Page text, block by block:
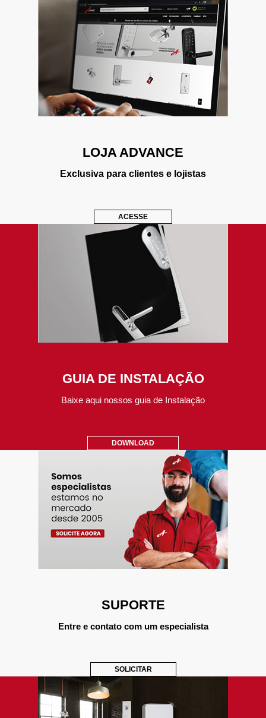
LOJA ADVANCE
Exclusiva para clientes e lojistas
ACESSE
GUIA DE INSTALAÇÃO
Baixe aqui nossos guia de Instalação
DOWNLOAD
SUPORTE
Entre e contato com um especialista
SOLICITAR